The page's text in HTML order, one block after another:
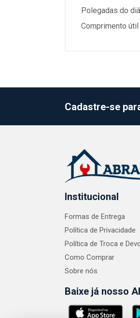
Polegadas do
Comprimento
Cadastre-se
Institucional
Formas de Entrega
Política de Privacidade
Política de Troca e
Como Comprar
Sobre nós
Baixe já nosso